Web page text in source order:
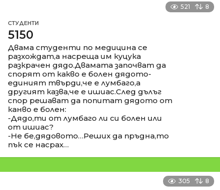
521 8
СТУДЕНТИ
5150
Двама студенти по медицина се
разхождат,а насреща им куцука
разкрачен дядо.Двамата започват да
спорят от какво е болен дядото-
единият твърди,че е лумбаго,а
другият казва,че е ишиас.След дълъг
спор решават да попитат дядото от
канво е болен:
-Дядо,ти от лумбаго ли си болен или
от ишиас?
-Не бе,дядовото…Реших да пръдна,то
пък се насрах…
305 8